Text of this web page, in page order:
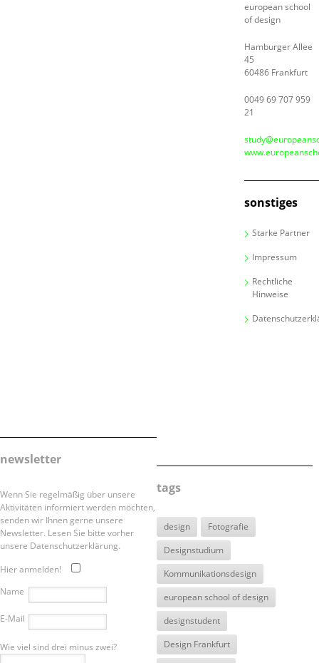
european school
of design
Hamburger Allee
45
60486 Frankfurt
0049 69 707 959
21
sonstiges
Starke Partner
Impressum
Rechtliche
Hinweise
newsletter
Wenn Sie regelmäßig über unsere
Aktivitäten informiert werden möchten,
senden wir Ihnen gerne unsere
Newsletter. Lesen Sie bitte vorher
unsere Datenschutzerklärung.
Hier anmelden!
Name
E-Mail
Wie viel sind drei minus zwei?
tags
design
Fotografie
Designstudium
Kommunikationsdesign
european school of design
designstudent
Design Frankfurt